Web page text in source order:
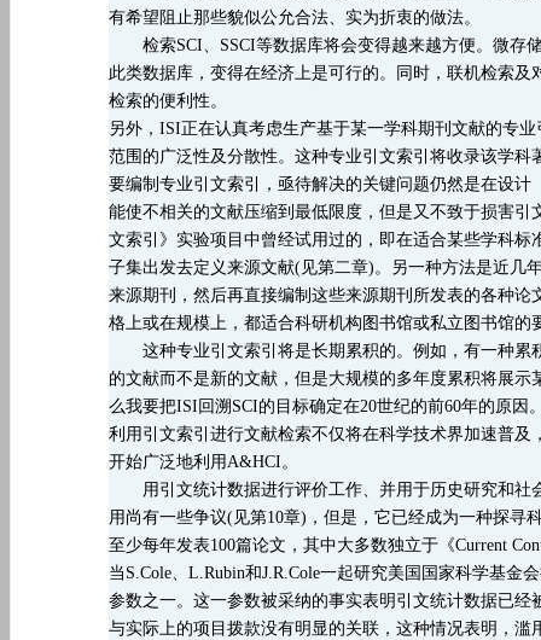
有希望阻止那些貌似公允合法、实为折衷的做法。
检索SCI、SSCI等数据库将会变得越来越方便。微
此类数据库，变得在经济上是可行的。同时，联机检索
检索的便利性。
另外， ISI正在认真考虑生产基于某一学科期刊文献的专
范围的广泛性及分散性。这种专业引文索引将收录该学
要编制专业引文索引，亟待解决的关键问题仍然是在设计
能使不相关的文献压缩到最低限度，但是又不致于损害
文索引》实验项目中曾经试用过的，即在适合某些学科
子集出发去定义来源文献(见第二章)。另一种方法是近几
来源期刊，然后再直接编制这些来源期刊所发表的各种
格上或在规模上，都适合科研机构图书馆或私立图书馆的
这种专业引文索引将是长期累积的。例如，有一种累
的文献而不是新的文献，但是大规模的多年度累积将展
么我要把ISI回溯SCI的目标确定在20世纪的前60年的原因
利用引文索引进行文献检索不仅将在科学技术界加速普
开始广泛地利用A&HCI。
用引文统计数据进行评价工作、并用于历史研究和社
用尚有一些争议(见第10章)，但是，它已经成为一种探寻
至少每年发表100篇论文，其中大多数独立于《Current
当 S.Cole、L.Rubin和J.R.Cole一起研究美国国家科学基
参数之一。这一参数被采纳的事实表明引文统计数据已
与实际上的项目拨款没有明显的关联，这种情况表明，